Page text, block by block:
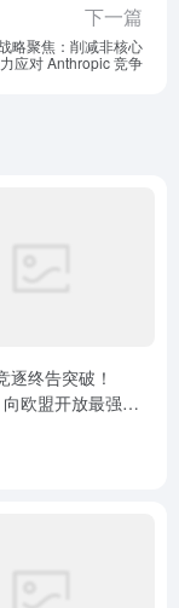
下一篇
略聚焦：削减非核心
应对 Anthropic 竞争
逐终告突破！
欧盟开放最强安